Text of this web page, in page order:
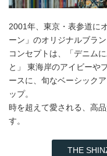
2001年、東京・表参道に
ーン」のオリジナルブラン
コンセプトは、「デニム
と」 東海岸のアイビーや
ースに、旬なベーシック
ップ。
時を超えて愛される、高
す。
THE